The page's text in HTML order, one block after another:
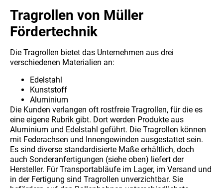
Tragrollen von Müller
Fördertechnik
Die Tragrollen bietet das Unternehmen aus drei
verschiedenen Materialien an:
Edelstahl
Kunststoff
Aluminium
Die Kunden verlangen oft rostfreie Tragrollen, für die es
eine eigene Rubrik gibt. Dort werden Produkte aus
Aluminium und Edelstahl geführt. Die Tragrollen können
mit Federachsen und Innengewinden ausgestattet sein.
Es sind diverse standardisierte Maße erhältlich, doch
auch Sonderanfertigungen (siehe oben) liefert der
Hersteller. Für Transportabläufe im Lager, im Versand und
in der Fertigung sind Tragrollen unverzichtbar. Sie